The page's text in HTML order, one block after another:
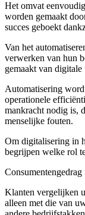
Het omvat
worden gemaakt
succes geboekt
Van het
verwerken van hun
gemaakt van digitale
Automatisering
operationele
mankracht nodig is,
menselijke fouten.
Om digitalisering in
begrijpen welke rol
Klanten vergelijken
alleen met die van